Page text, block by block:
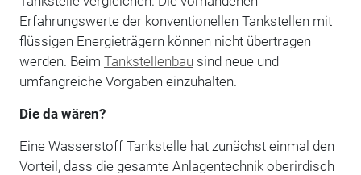
Erfahrungswerte der konventionellen Tankstellen mit
flüssigen Energieträgern können nicht übertragen
werden. Beim Tankstellenbau sind neue und
umfangreiche Vorgaben einzuhalten.
Die da wären?
Eine Wasserstoff Tankstelle hat zunächst einmal den
Vorteil, dass die gesamte Anlagentechnik oberirdisch